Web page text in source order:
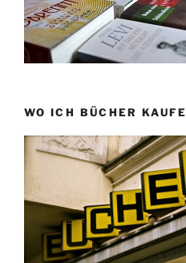
WO ICH BÜCHER KAUFE